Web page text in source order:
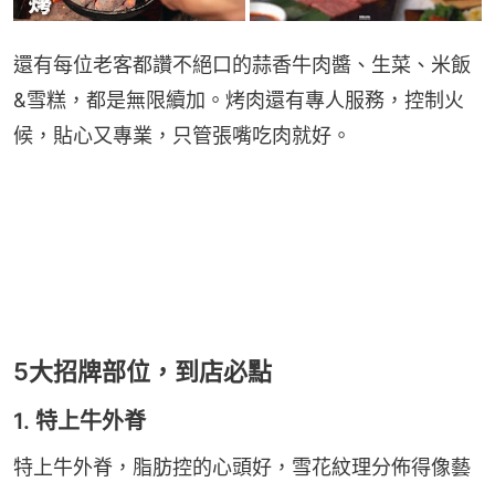
還有每位老客都讚不絕口的蒜香牛肉醬、生菜、米飯
&雪糕，都是無限續加。烤肉還有專人服務，控制火
候，貼心又專業，只管張嘴吃肉就好。
5大招牌部位，到店必點
1. 特上牛外脊
特上牛外脊，脂肪控的心頭好，雪花紋理分佈得像藝